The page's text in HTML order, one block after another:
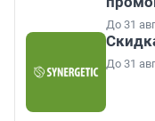
До 31
До 31